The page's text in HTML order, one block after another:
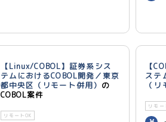
【Linux/COBOL】証券系シス
テムにおけるCOBOL開発／東京
都中央区（リモート併用） の
COBOL案件
リモートOK
【
ステ
（リ
リモー